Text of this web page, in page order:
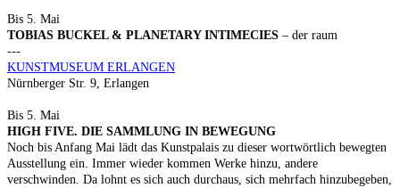
Bis 5. Mai
TOBIAS BUCKEL & PLANETARY INTIMECIES – der raum
---
KUNSTMUSEUM ERLANGEN
Nürnberger Str. 9, Erlangen
Bis 5. Mai
HIGH FIVE. DIE SAMMLUNG IN BEWEGUNG
Noch bis Anfang Mai lädt das Kunstpalais zu dieser wortwörtlich bewegten
Ausstellung ein. Immer wieder kommen Werke hinzu, andere
verschwinden. Da lohnt es sich auch durchaus, sich mehrfach hinzubegeben,